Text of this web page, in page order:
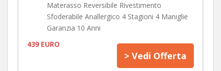
Materasso Reversibile Rivestimento
Sfoderabile Anallergico 4 Stagioni 4 Maniglie
Garanzia 10 Anni
439 EURO
> Vedi Offerta